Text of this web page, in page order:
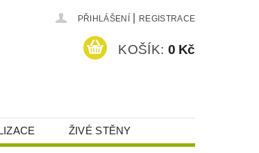
PŘIHLÁŠENÍ REGISTRACE
KOŠÍK: 0 Kč
ŽIVÉ STĚNY